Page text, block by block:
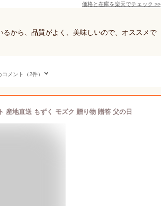
価格と在庫を楽天でチェック >>
から、品質がよく、美味しいので、オススメで
メント（2件）
産地直送 もずく モズク 贈り物 贈答 父の日